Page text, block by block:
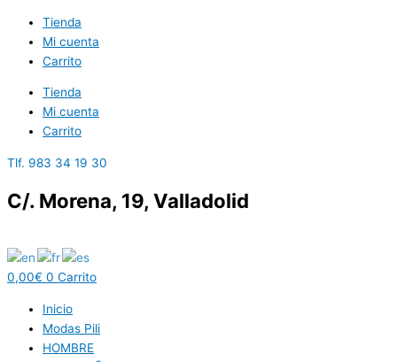
contenido
Tienda
Mi cuenta
Carrito
Tienda
Mi cuenta
Carrito
Tlf. 983 34 19 30
C/. Morena, 19, Valladolid
0,00€ 0 Carrito
Inicio
Modas Pili
HOMBRE